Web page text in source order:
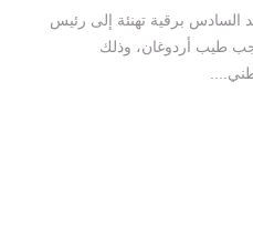
برقية تهنئة إلى رئيس
طيب أردوغان، وذلك